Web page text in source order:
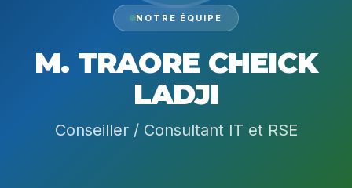
NOTRE ÉQUIPE
M. TRAORE CHEICK
LADJI
Conseiller / Consultant IT et RSE